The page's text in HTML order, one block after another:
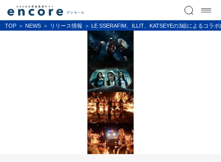
TOP NEWS リリース情報 LE SSERAFIM、ILLIT、KATSEYEの3組によるコラ